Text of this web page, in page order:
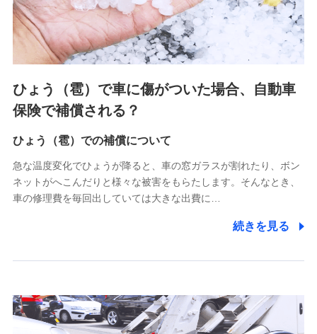
3.セミナー募集サイトから取得した個人情報
各種セミナーの案内、開催のため
上記に係る連絡・手続き・管理等付帯業務を行うため
4.家族・友達紹介にて取得した個人情報
被紹介者への連絡、及び当社と取引のあるもしくは委託を受
けている保険会社・提携会社の保険その他に関する情報を提
供し、金融商品等の契約を勧奨するため
アンケートやキャンペーン等の実施のため
上記に係る連絡・手続き・管理等付帯業務を行うため
5.通話録音にて取得する情報
7.社員（従業者）の個人情報
人事･勤怠･健康・労務等の管理、給与支給、福利厚生・採用
ひょう（雹）で車に傷がついた場合、自動車
保険で補償される？
ひょう（雹）での補償について
急な温度変化でひょうが降ると、車の窓ガラスが割れたり、ボン
ネットがへこんだりと様々な被害をもらたします。そんなとき、
車の修理費を毎回出していては大きな出費に…
続きを見る